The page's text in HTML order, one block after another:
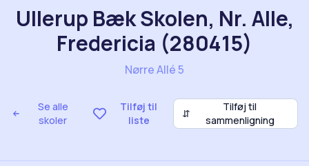
Se alle
skoler
Tilføj til
liste
⇵
Tilføj til
sammenligning
Ullerup Bæk Skolen, Nr. Alle,
Fredericia (280415)
Nørre Allé 5